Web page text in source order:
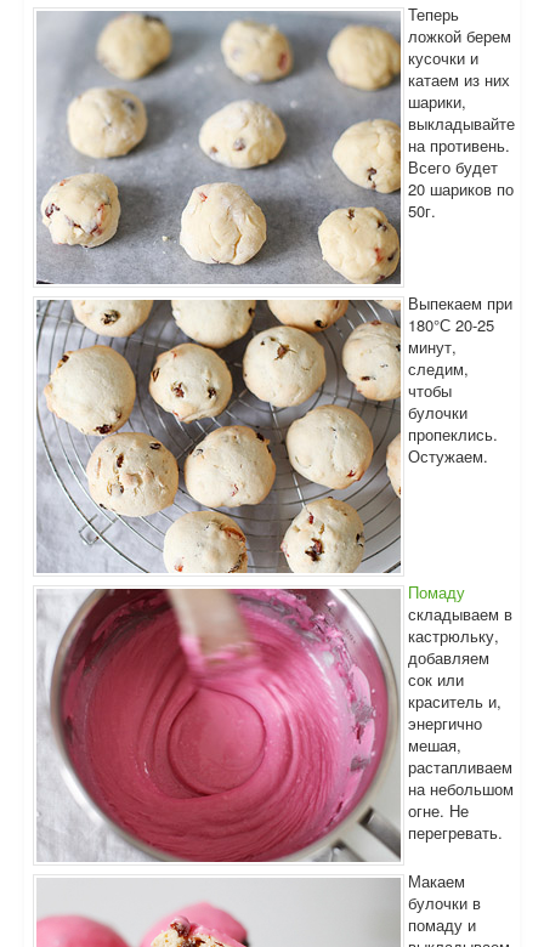
Теперь
ложкой берем
кусочки и
катаем из них
шарики,
выкладывайте
на противень.
Всего будет
20 шариков по
50г.
Выпекаем при
180°С 20-25
минут,
следим,
чтобы
булочки
пропеклись.
Остужаем.
Помаду
складываем в
кастрюльку,
добавляем
сок или
краситель и,
энергично
мешая,
растапливаем
на небольшом
огне. Не
перегревать.
Макаем
булочки в
помаду и